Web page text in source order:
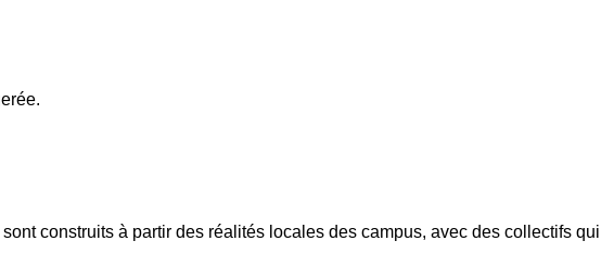
construits à partir des réalités locales des campus, avec des collectifs qui